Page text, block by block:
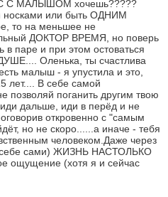
С МАЛЫШОМ хочешь?????
носками или быть ОДНИМ
то на меньшее не
ДОКТОР ВРЕМЯ, но поверь
паре и при этом остоваться
Оленька, ты счастлива
малыш - я упустила и это,
лет.... В себе самой
позволяй поганить другим твою
дальше, иди в перёд и не
откровенно с "самым
но не скоро......а иначе - тебя
человеком.Даже через
себе сами) ЖИЗНЬ НАСТОЛЬКО
ощущение (хотя я и сейчас